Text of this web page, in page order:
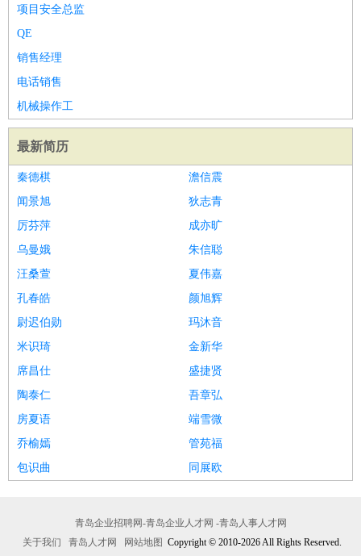
项目安全总监
QE
销售经理
电话销售
机械操作工
最新简历
秦德棋
澹信震
闻景旭
狄志青
厉芬萍
成亦旷
乌曼娥
朱信聪
汪桑萱
夏伟嘉
孔春皓
颜旭辉
尉迟伯勋
玛沐音
米识琦
金新华
席昌仕
盛捷贤
陶泰仁
吾章弘
房夏语
端雪微
乔榆嫣
管苑福
包识曲
同展欧
青岛企业招聘网-青岛企业人才网 -青岛人事人才网
关于我们
青岛人才网 网站地图 Copyright © 2010-2026 All Rights Reserved.